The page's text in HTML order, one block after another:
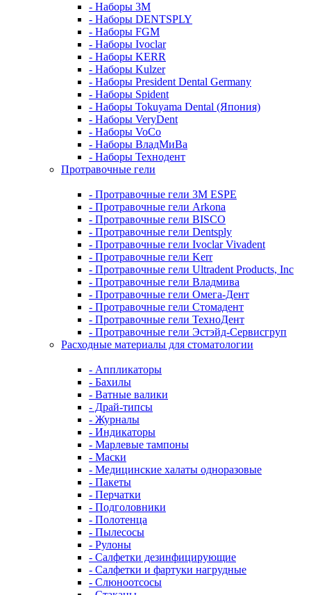
- Наборы 3М
- Наборы DENTSPLY
- Наборы FGM
- Наборы Ivoclar
- Наборы KERR
- Наборы Kulzer
- Наборы President Dental Germany
- Наборы Spident
- Наборы Tokuyama Dental (Япония)
- Наборы VeryDent
- Наборы VoCo
- Наборы ВладМиВа
- Наборы Технодент
Протравочные гели
- Протравочные гели 3М ESPE
- Протравочные гели Arkona
- Протравочные гели BISCO
- Протравочные гели Dentsply
- Протравочные гели Ivoclar Vivadent
- Протравочные гели Kerr
- Протравочные гели Ultradent Products, Inc
- Протравочные гели Владмива
- Протравочные гели Омега-Дент
- Протравочные гели Стомадент
- Протравочные гели ТехноДент
- Протравочные гели Эстэйд-Сервисгруп
Расходные материалы для стоматологии
- Аппликаторы
- Бахилы
- Ватные валики
- Драй-типсы
- Журналы
- Индикаторы
- Марлевые тампоны
- Маски
- Медицинские халаты одноразовые
- Пакеты
- Перчатки
- Подголовники
- Полотенца
- Пылесосы
- Рулоны
- Салфетки дезинфицирующие
- Салфетки и фартуки нагрудные
- Слюноотсосы